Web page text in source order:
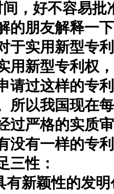
，好不容易
的朋友解释一
于实用新型专
用新型专利权
请过这样的专
所以我国现在
过严格的实质
没有一样的专
三性：
有新颖性的发